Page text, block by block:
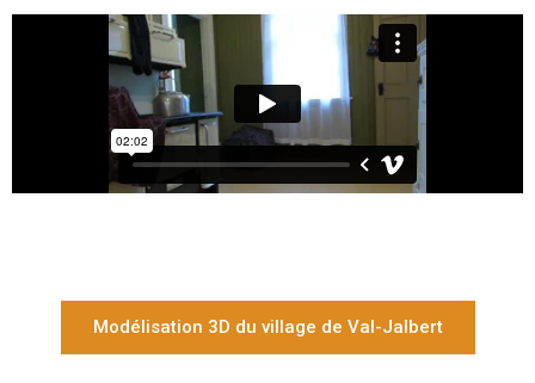
Modélisation 3D du village de Val-Jalbert